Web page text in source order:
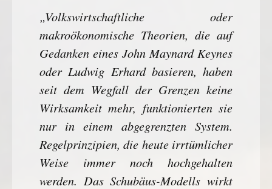
„Volkswirtschaftliche oder
makroökonomische Theorien, die auf
Gedanken eines John Maynard Keynes
oder Ludwig Erhard basieren, haben
seit dem Wegfall der Grenzen keine
Wirksamkeit mehr, funktionierten sie
nur in einem abgegrenzten System.
Regelprinzipien, die heute irrtümlicher
Weise immer noch hochgehalten
werden. Das Schubäus-Modells wirkt